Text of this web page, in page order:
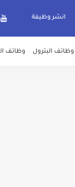
انشر وظيفة
وظائف البترول وظائف